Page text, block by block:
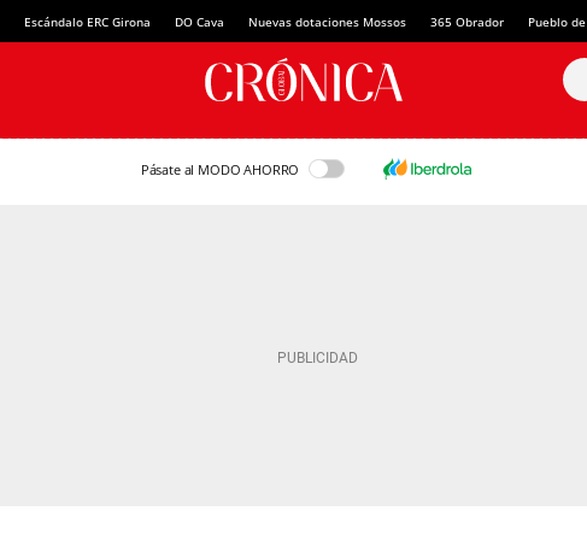
Escándalo ERC Girona DO Cava Nuevas dotaciones Mossos 365 Obrador Pueblo
Pásate al MODO AHORRO